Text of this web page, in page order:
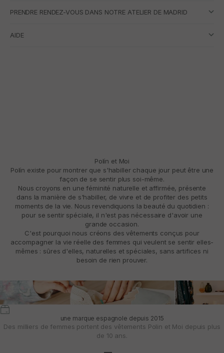
PRENDRE RENDEZ-VOUS DANS NOTRE ATELIER DE MADRID
AIDE
Polín et Moi
Polín existe pour montrer que s'habiller chaque jour peut être une
façon de se sentir plus soi-même.
Nous croyons en une féminité naturelle et affirmée, présente
dans la manière de s'habiller, de vivre et de profiter des petits
moments de la vie. Nous revendiquons la beauté du quotidien :
pour se sentir spéciale, il n'est pas nécessaire d'avoir une
grande occasion.
C'est pourquoi nous créons des vêtements conçus pour
accompagner la vie réelle des femmes qui veulent se sentir elles-
mêmes : sûres d'elles, naturelles et spéciales, sans artifices ni
besoin de rien prouver.
une marque espagnole depuis 2015
Des milliers de femmes portent des vêtements Polin et Moi depuis plus
de 10 ans.